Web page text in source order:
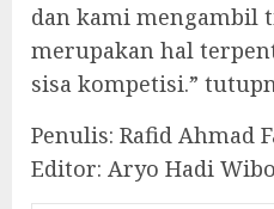
dan kami mengambil
merupakan hal
sisa kompetisi.”
Penulis: Rafid Ahmad
Editor: Aryo Hadi